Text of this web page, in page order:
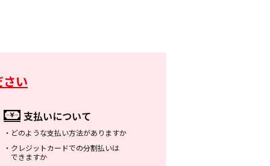
い
支払いについて
・ どのような支払い方法がありますか
・ クレジットカードでの分割払いは
できますか